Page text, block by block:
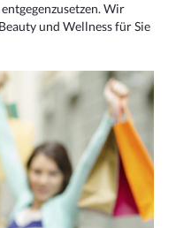
Wir
und Wellness für Sie